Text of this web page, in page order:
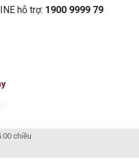
hỗ trợ: 1900 9999 79
chiều